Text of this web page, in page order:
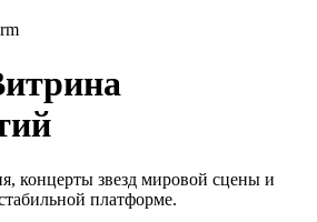
концерты звезд мировой сцены и
платформе.